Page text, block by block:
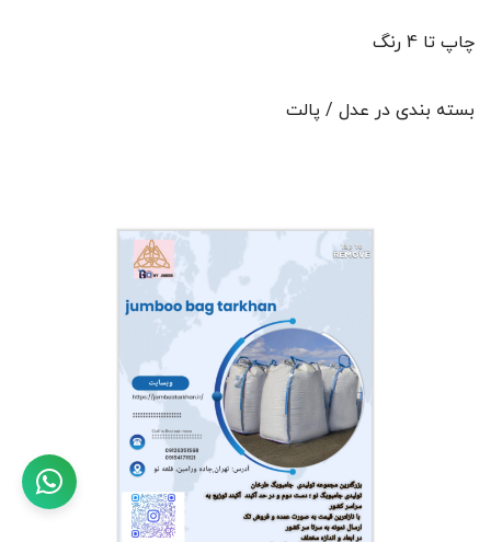
چاپ تا 4 رنگ
بسته بندی در عدل / پالت